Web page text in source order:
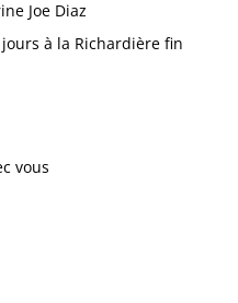
Joe Diaz
à la Richardière fin
vous